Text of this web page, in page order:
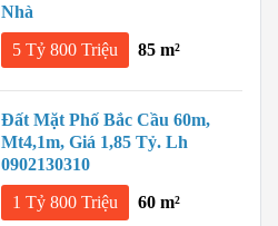
Nhà
5 Tỷ 800 Triệu
85 m²
Đất Mặt Phố Bắc Cầu 60m,
Mt4,1m, Giá 1,85 Tỷ. Lh
0902130310
1 Tỷ 800 Triệu
60 m²